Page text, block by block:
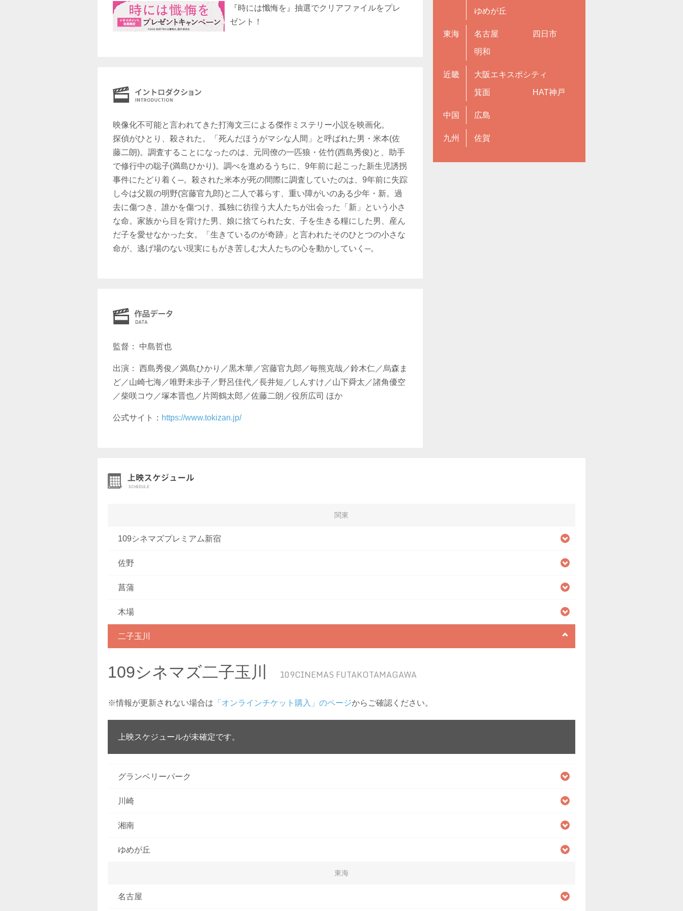
『時には懺悔を』抽選でクリアファイルをプレ
ゼント！
映像化不可能と言われてきた打海文三による傑作ミステリー小説を映画化。
探偵がひとり、殺された。「死んだほうがマシな人間」と呼ばれた男・米本(佐
藤二朗)。調査することになったのは、元同僚の一匹狼・佐竹(西島秀俊)と、助手
で修行中の聡子(満島ひかり)。調べを進めるうちに、9年前に起こった新生児誘拐
事件にたどり着く─。殺された米本が死の間際に調査していたのは、9年前に失踪
し今は父親の明野(宮藤官九郎)と二人で暮らす、重い障がいのある少年・新。過
去に傷つき、誰かを傷つけ、孤独に彷徨う大人たちが出会った「新」という小さ
な命。家族から目を背けた男、娘に捨てられた女、子を生きる糧にした男、産ん
だ子を愛せなかった女。「生きているのが奇跡」と言われたそのひとつの小さな
命が、逃げ場のない現実にもがき苦しむ大人たちの心を動かしていく─。
監督： 中島哲也
出演： 西島秀俊／満島ひかり／黒木華／宮藤官九郎／毎熊克哉／鈴木仁／烏森ま
ど／山崎七海／唯野未歩子／野呂佳代／長井短／しんすけ／山下舜太／諸角優空
／柴咲コウ／塚本晋也／片岡鶴太郎／佐藤二朗／役所広司 ほか
公式サイト： https://www.tokizan.jp/
ゆめが丘
東海 名古屋 四日市
明和
近畿 大阪エキスポシティ
箕面 HAT神戸
中国 広島
九州 佐賀
関東
109シネマズプレミアム新宿
佐野
菖蒲
木場
二子玉川
109シネマズ二子玉川 109CINEMAS FUTAKOTAMAGAWA
※情報が更新されない場合は 「オンラインチケット購入」のページからご確認ください。
上映スケジュールが未確定です。
グランベリーパーク
川崎
湘南
ゆめが丘
東海
名古屋